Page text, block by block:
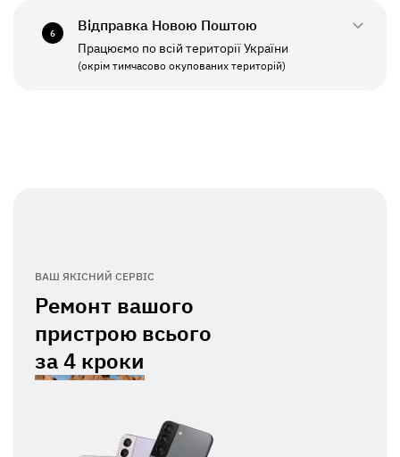
ПН - ПТ
СБ - НД
11:00 - 19:00
6 Відправка Новою Поштою
Працюємо по всій території України
(окрім тимчасово окупованих територій)
ВАШ ЯКІСНИЙ СЕРВІС
Ремонт вашого
пристрою всього
за4 кроки